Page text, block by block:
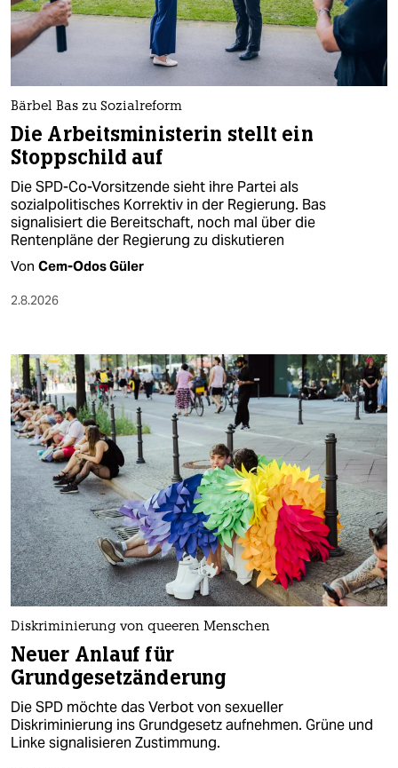
nord
wahrheit
verlag
verlag
veranstaltungen
shop
fragen & hilfe
unterstützen
genossenschaft
epaper login
Bärbel Bas zu Sozialreform
Die Arbeitsministerin stellt ein
Stoppschild auf
Die SPD-Co-Vorsitzende sieht ihre Partei als
sozialpolitisches Korrektiv in der Regierung. Bas
signalisiert die Bereitschaft, noch mal über die
Rentenpläne der Regierung zu diskutieren
Von Cem-Odos Güler
2.8.2026
Diskriminierung von queeren Menschen
Neuer Anlauf für
Grundgesetzänderung
Die SPD möchte das Verbot von sexueller
Diskriminierung ins Grundgesetz aufnehmen. Grüne und
Linke signalisieren Zustimmung.